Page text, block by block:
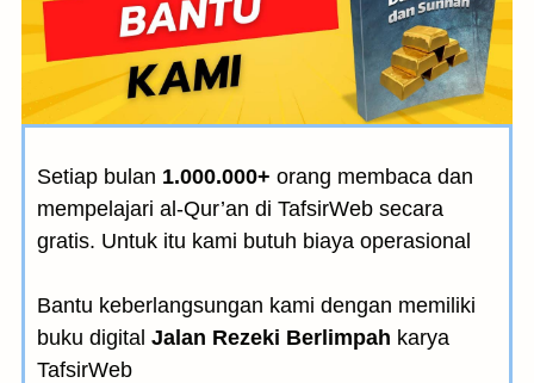
Setiap bulan 1.000.000+ orang membaca dan
mempelajari al-Qur’an di TafsirWeb secara
gratis. Untuk itu kami butuh biaya operasional
Bantu keberlangsungan kami dengan memiliki
buku digital Jalan Rezeki Berlimpah karya
TafsirWeb